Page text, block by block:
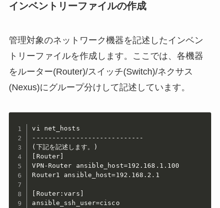
インベントリーファイルの作成
管理対象のネットワーク機器を記述したインベン
トリーファイルを作成します。ここでは、各機器
をルーター(Router)/スイッチ(Switch)/ネクサス
(Nexus)にグループ分けして記述しています。
vi net_hosts
----------------------------
(下記を記述します。)
[Router]
VPN-Router ansible_host=192.168.1.100
Router1 ansible_host=192.168.2.1
[Router:vars]
ansible_ssh_user=cisco